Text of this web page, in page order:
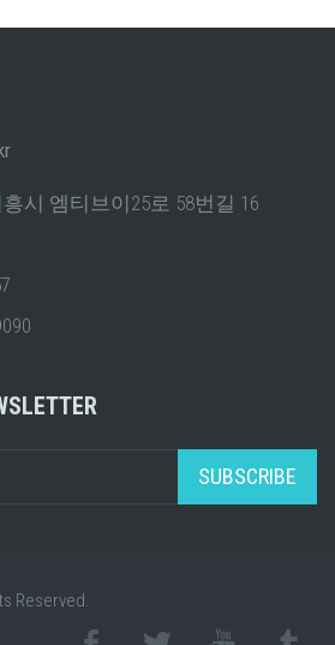
시 엠티브이25로 58번길 16
SUBSCRIBE
Reserved.